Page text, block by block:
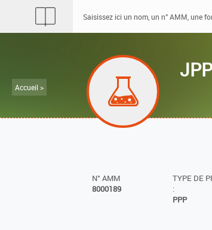
Accueil >
N° AMM
8000189
TYPE DE
:
PPP